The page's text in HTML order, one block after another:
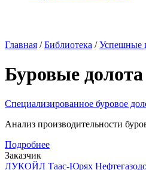
Главная /Библиотека /Успешные
Буровые
Специализированное буровое
Анализ производительности
Подробнее
Заказчик
ЛУКОЙЛ Таас-Юрях